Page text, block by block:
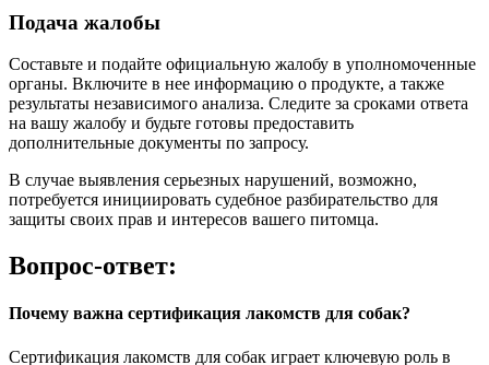
Подача жалобы
Составьте и подайте официальную жалобу в уполномоченные
органы. Включите в нее информацию о продукте, а также
результаты независимого анализа. Следите за сроками ответа
на вашу жалобу и будьте готовы предоставить
дополнительные документы по запросу.
В случае выявления серьезных нарушений, возможно,
потребуется инициировать судебное разбирательство для
защиты своих прав и интересов вашего питомца.
Вопрос-ответ:
Почему важна сертификация лакомств для собак?
Сертификация лакомств для собак играет ключевую роль в